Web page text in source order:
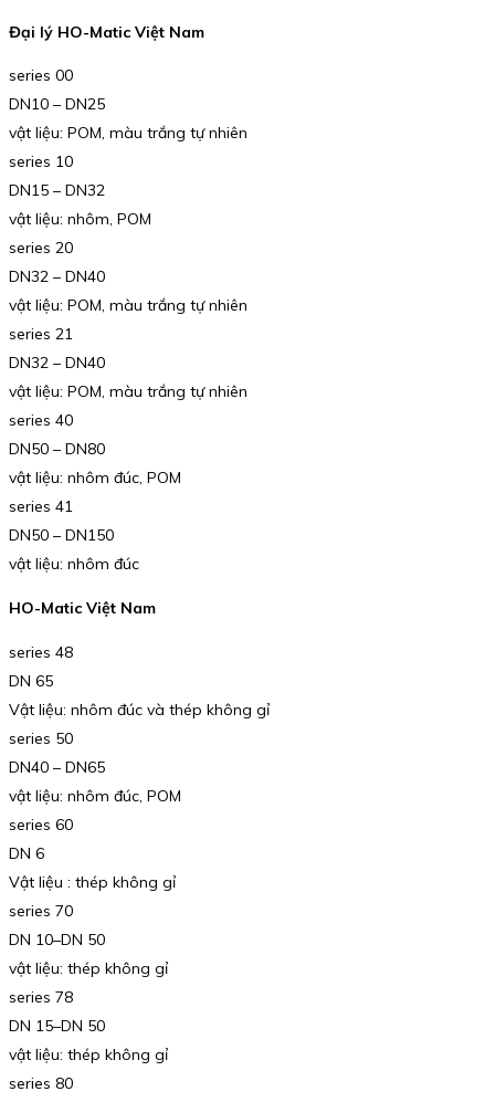
Đại lý HO-Matic Việt Nam
series 00
DN10 – DN25
vật liệu: POM, màu trắng tự nhiên
series 10
DN15 – DN32
vật liệu: nhôm, POM
series 20
DN32 – DN40
vật liệu: POM, màu trắng tự nhiên
series 21
DN32 – DN40
vật liệu: POM, màu trắng tự nhiên
series 40
DN50 – DN80
vật liệu: nhôm đúc, POM
series 41
DN50 – DN150
vật liệu: nhôm đúc
HO-Matic Việt Nam
series 48
DN 65
Vật liệu: nhôm đúc và thép không gỉ
series 50
DN40 – DN65
vật liệu: nhôm đúc, POM
series 60
DN 6
Vật liệu : thép không gỉ
series 70
DN 10–DN 50
vật liệu: thép không gỉ
series 78
DN 15–DN 50
vật liệu: thép không gỉ
series 80